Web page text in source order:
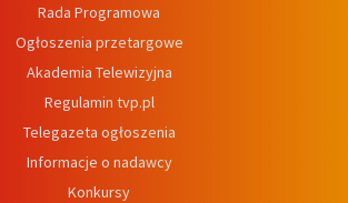
Rada Programowa
Ogłoszenia przetargowe
Akademia Telewizyjna
Regulamin tvp.pl
Telegazeta ogłoszenia
Informacje o nadawcy
Konkursy